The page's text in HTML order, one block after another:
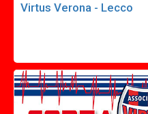
Virtus Verona - Lecco